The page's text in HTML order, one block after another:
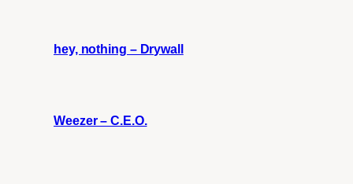
hey, nothing – Drywall
Weezer – C.E.O.